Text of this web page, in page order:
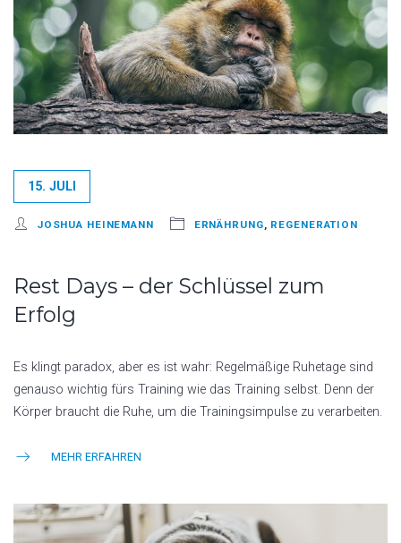
15. JULI
JOSHUA HEINEMANN ERNÄHRUNG, REGENERATION
Rest Days – der Schlüssel zum
Erfolg
Es klingt paradox, aber es ist wahr: Regelmäßige Ruhetage sind
genauso wichtig fürs Training wie das Training selbst. Denn der
Körper braucht die Ruhe, um die Trainingsimpulse zu verarbeiten.
MEHR ERFAHREN